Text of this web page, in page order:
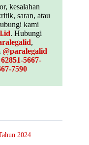
kesalahan
saran, atau
kami
. Hubungi
,
@paralegalid
5667-
7590
2024